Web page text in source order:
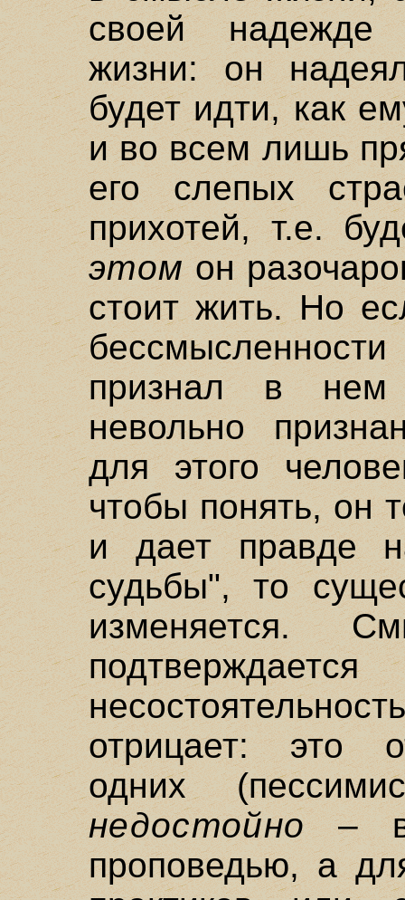
своей надежде
жизни: он
будет идти, как
и во всем лишь
его слепых
прихотей, т.е.
этомон
стоит жить. Но
признал в
невольно
для этого
чтобы понять, он
и дает правде
судьбы", то
изменяется.
отрицает: это
одних
недостойно– в
проповедью, а